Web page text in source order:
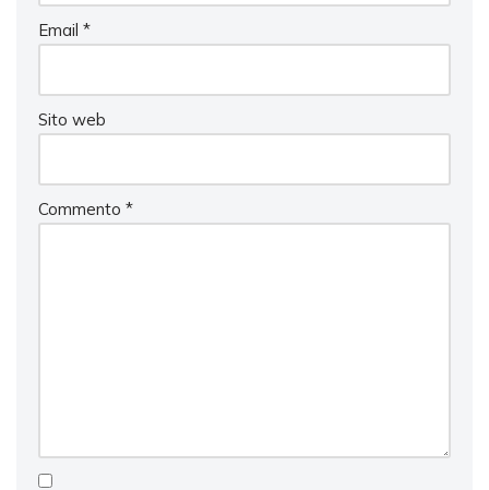
Email *
Sito web
Commento *